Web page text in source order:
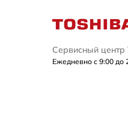
Сервисный центр
Ежедневно с 9:00 до